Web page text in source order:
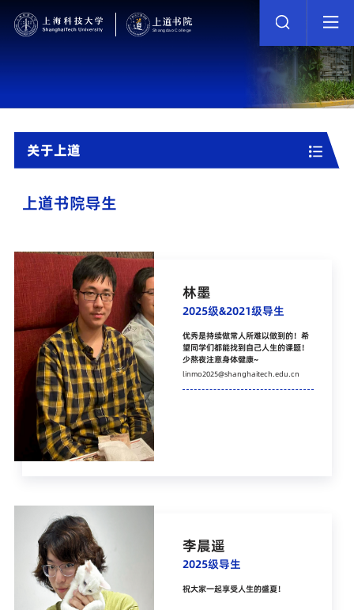
关于上道
上道书院导生
林墨
2025级&2021级导生
优秀是持续做常人所难以做到的！希
望同学们都能找到自己人生的课题！
少熬夜注意身体健康~
linmo2025@shanghaitech.edu.cn
李晨遥
2025级导生
祝大家一起享受人生的盛夏！